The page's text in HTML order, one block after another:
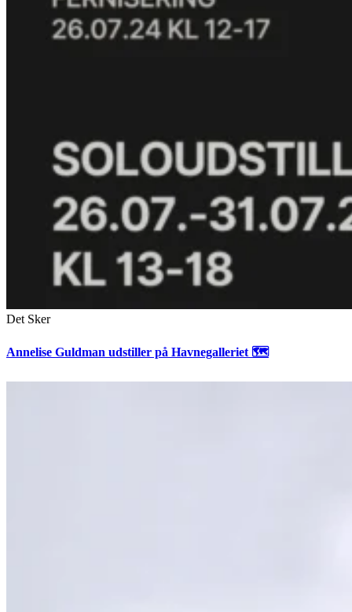
Det Sker
Annelise Guldman udstiller på Havnegalleriet 🗺